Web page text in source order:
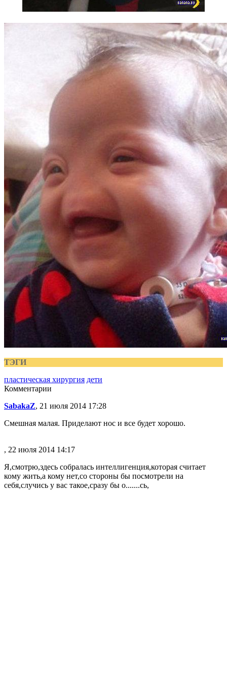
ТЭГИ
пластическая хирургия дети
Комментарии
SabakaZ, 21 июля 2014 17:28
Смешная малая. Приделают нос и все будет хорошо.
, 22 июля 2014 14:17
Я,смотрю,здесь собралась интеллигенция,которая считает
кому жить,а кому нет,со стороны бы посмотрели на
себя,случись у вас такое,сразу бы о.......сь,